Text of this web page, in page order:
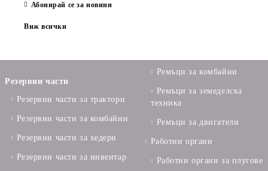
Абонирай се за новини
Виж всички
Резервни части
Резервни части за трактори
Резервни части за комбайни
Резервни части за хедери
Резервни части за инвентар
Ремъци за комбайни
Ремъци за земеделска
техника
Ремъци за двигатели
Работни органи
Работни органи за плугове